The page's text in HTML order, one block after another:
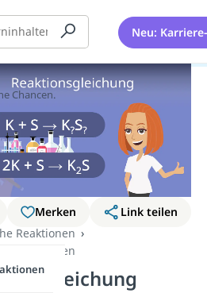
Neu:
Merken
Link teilen
Reaktionen
Reaktionen
Chancen.